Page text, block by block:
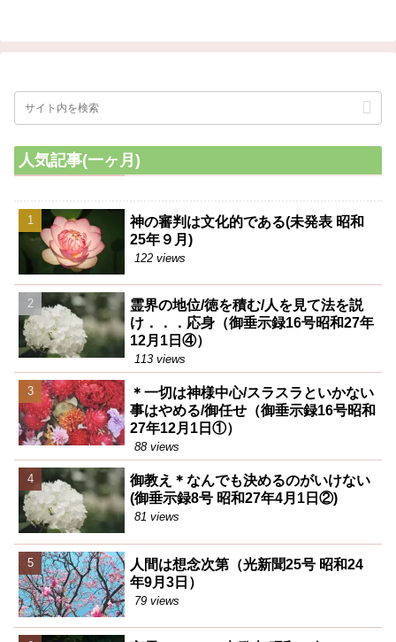
人気記事(一ヶ月)
神の審判は文化的である(未発表 昭和
25年９月)
122 views
霊界の地位/徳を積む/人を見て法を説
け．．．応身（御垂示録16号昭和27年
12月1日④）
113 views
＊一切は神様中心/スラスラといかない
事はやめる/御任せ（御垂示録16号昭和
27年12月1日①）
88 views
御教え＊なんでも決めるのがいけない
(御垂示録8号 昭和27年4月1日②)
81 views
人間は想念次第（光新聞25号 昭和24
年9月3日）
79 views